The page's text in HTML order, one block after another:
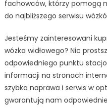
fachowców, którzy pomogą
do najbliższego serwisu
Jesteśmy zainteresowani
wózka widłowego? Nic
odpowiedniego punktu
informacji na stronach
szybka naprawa i serwis w
gwarantują nam